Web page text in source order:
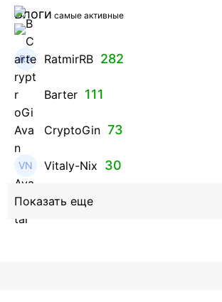
Блоги самые активные
RatmirRB 282
Barter 111
CryptoGin 73
Vitaly-Nix 30
Hanna_Zolo4evskaya